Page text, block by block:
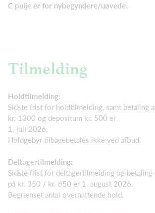
C pulje er for nybegyndere/uøvede.
Tilmelding
Holdtilmelding:
Sidste frist for holdtilmelding, samt betaling
kr. 1300 og depositum kr. 500 er
1. juli 2026.
Holdgebyr tilbagebetales ikke ved afbud.
Deltagertilmelding:
Sidste frist for deltagertilmelding og betaling
på kr. 350 / kr. 650 er 1. august 2026.
Begrænset antal overnattende hold.